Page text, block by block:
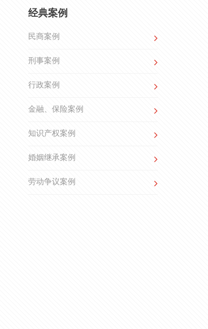
经典案例
民商案例
刑事案例
行政案例
金融、保险案例
知识产权案例
婚姻继承案例
劳动争议案例